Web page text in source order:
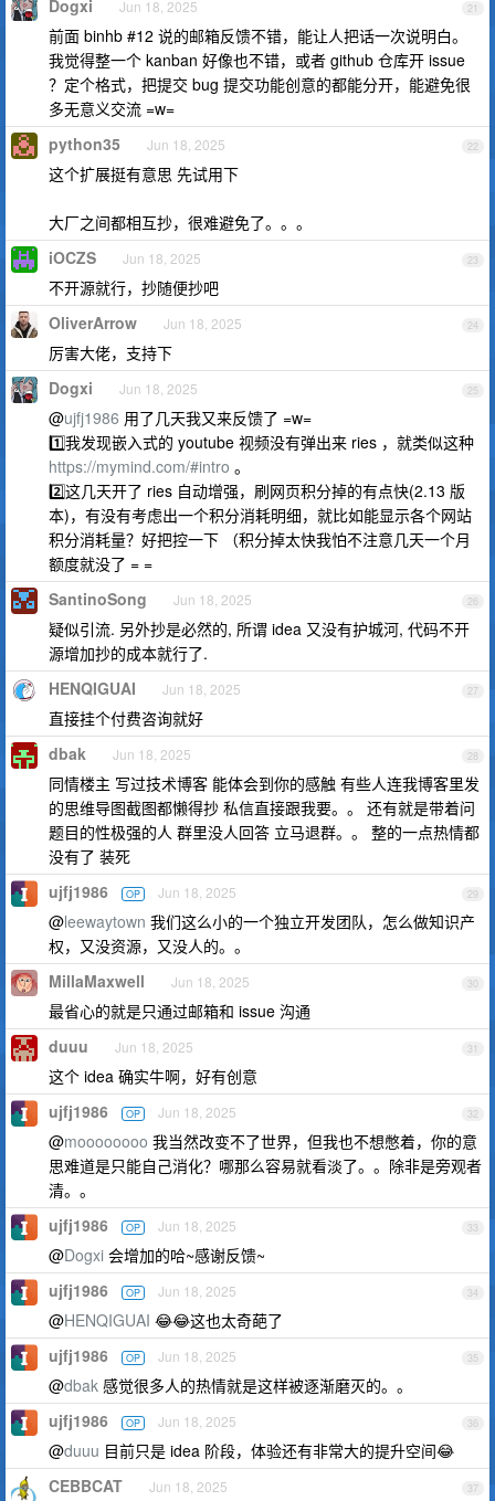
21
Dogxi Jun 18, 2025
前面 binhb #12 说的邮箱反馈不错，能让人把话一次说明白。
我觉得整一个 kanban 好像也不错，或者 github 仓库开 issue
？定个格式，把提交 bug 提交功能创意的都能分开，能避免很
多无意义交流 =w=
22
python35 Jun 18, 2025
这个扩展挺有意思 先试用下
大厂之间都相互抄，很难避免了。。。
23
iOCZS Jun 18, 2025
不开源就行，抄随便抄吧
24
OliverArrow Jun 18, 2025
厉害大佬，支持下
25
Dogxi Jun 18, 2025
@ujfj1986 用了几天我又来反馈了 =w=
1️⃣我发现嵌入式的 youtube 视频没有弹出来 ries ，就类似这种
https://mymind.com/#intro 。
2️⃣这几天开了 ries 自动增强，刷网页积分掉的有点快(2.13 版
本)，有没有考虑出一个积分消耗明细，就比如能显示各个网站
积分消耗量？好把控一下 （积分掉太快我怕不注意几天一个月
额度就没了 = =
26
SantinoSong Jun 18, 2025
疑似引流. 另外抄是必然的, 所谓 idea 又没有护城河, 代码不开
源增加抄的成本就行了.
27
HENQIGUAI Jun 18, 2025
直接挂个付费咨询就好
28
dbak Jun 18, 2025
同情楼主 写过技术博客 能体会到你的感触 有些人连我博客里发
的思维导图截图都懒得抄 私信直接跟我要。。 还有就是带着问
题目的性极强的人 群里没人回答 立马退群。。 整的一点热情都
没有了 装死
29
ujfj1986 OP Jun 18, 2025
@leewaytown 我们这么小的一个独立开发团队，怎么做知识产
权，又没资源，又没人的。。
30
MillaMaxwell Jun 18, 2025
最省心的就是只通过邮箱和 issue 沟通
31
duuu Jun 18, 2025
这个 idea 确实牛啊，好有创意
32
ujfj1986 OP Jun 18, 2025
@moooooooo 我当然改变不了世界，但我也不想憋着，你的意
思难道是只能自己消化？哪那么容易就看淡了。。除非是旁观者
清。。
33
ujfj1986 OP Jun 18, 2025
@Dogxi 会增加的哈~感谢反馈~
34
ujfj1986 OP Jun 18, 2025
@HENQIGUAI 😂😂这也太奇葩了
35
ujfj1986 OP Jun 18, 2025
@dbak 感觉很多人的热情就是这样被逐渐磨灭的。。
36
ujfj1986 OP Jun 18, 2025
@duuu 目前只是 idea 阶段，体验还有非常大的提升空间😂
37
CEBBCAT Jun 18, 2025